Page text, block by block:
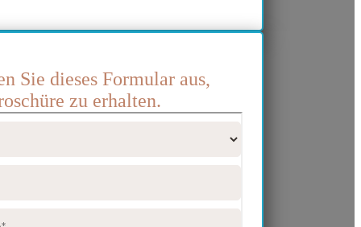
Sie dieses Formular aus,
zu erhalten.